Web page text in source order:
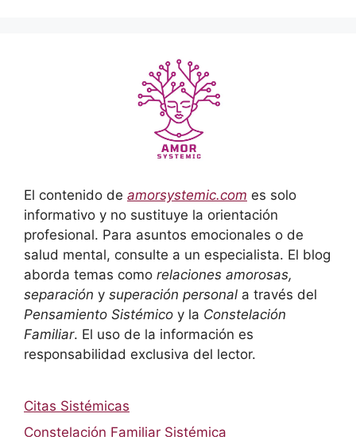
El contenido de amorsystemic.com es solo
informativo y no sustituye la orientación
profesional. Para asuntos emocionales o de
salud mental, consulte a un especialista. El blog
aborda temas como relaciones amorosas,
separación y superación personal a través del
Pensamiento Sistémico y la Constelación
Familiar. El uso de la información es
responsabilidad exclusiva del lector.
Citas Sistémicas
Constelación Familiar Sistémica